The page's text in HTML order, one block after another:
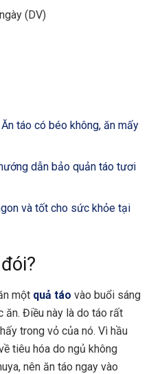
(DV)
táo có béo không, ăn mấy
dẫn bảo quản táo tươi
và tốt cho sức khỏe tại
một quả táo vào buổi sáng
ăn. Điều này là do táo rất
trong vỏ của nó. Vì hầu
tiêu hóa do ngủ không
nên ăn táo ngay vào